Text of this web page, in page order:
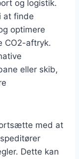
og logistik.
at finde
optimere
CO2-aftryk.
eller skib,
med at
Dette kan